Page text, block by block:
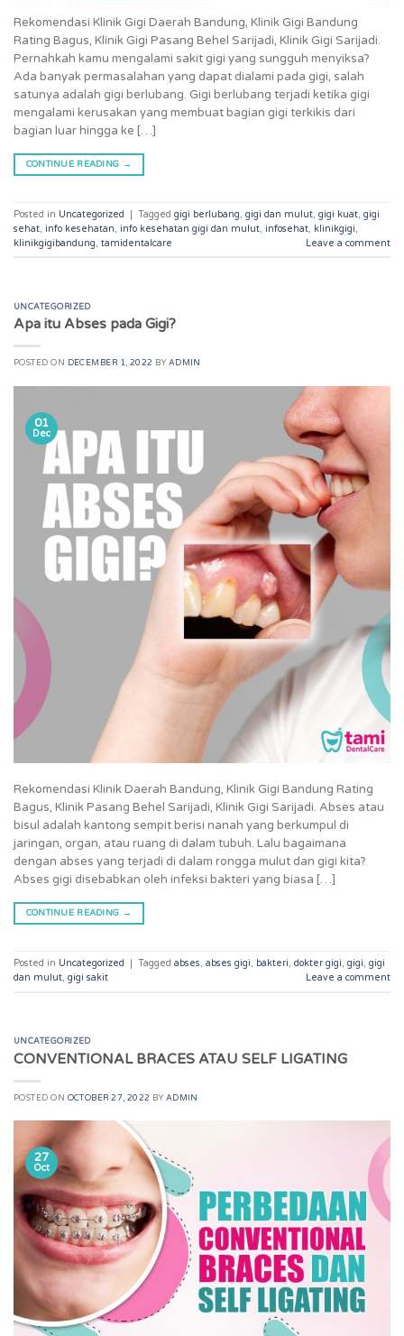
Rekomendasi Klinik Gigi Daerah Bandung, Klinik Gigi Bandung
Rating Bagus, Klinik Gigi Pasang Behel Sarijadi, Klinik Gigi Sarijadi.
Pernahkah kamu mengalami sakit gigi yang sungguh menyiksa?
Ada banyak permasalahan yang dapat dialami pada gigi, salah
satunya adalah gigi berlubang. Gigi berlubang terjadi ketika gigi
mengalami kerusakan yang membuat bagian gigi terkikis dari
bagian luar hingga ke […]
CONTINUE READING →
Posted in Uncategorized | Tagged gigi berlubang, gigi dan mulut, gigi kuat, gigi
sehat, info kesehatan, info kesehatan gigi dan mulut, infosehat, klinikgigi,
klinikgigibandung, tamidentalcare Leave a comment
UNCATEGORIZED
Apa itu Abses pada Gigi?
POSTED ON DECEMBER 1, 2022 BY ADMIN
01
Dec
Rekomendasi Klinik Daerah Bandung, Klinik Gigi Bandung Rating
Bagus, Klinik Pasang Behel Sarijadi, Klinik Gigi Sarijadi. Abses atau
bisul adalah kantong sempit berisi nanah yang berkumpul di
jaringan, organ, atau ruang di dalam tubuh. Lalu bagaimana
dengan abses yang terjadi di dalam rongga mulut dan gigi kita?
Abses gigi disebabkan oleh infeksi bakteri yang biasa […]
CONTINUE READING →
Posted in Uncategorized Tagged abses, abses gigi, bakteri, dokter gigi, gigi, gigi
dan mulut, gigi sakit Leave a comment
UNCATEGORIZED
CONVENTIONAL BRACES ATAU SELF LIGATING
POSTED ON OCTOBER 27, 2022 BY ADMIN
27
Oct